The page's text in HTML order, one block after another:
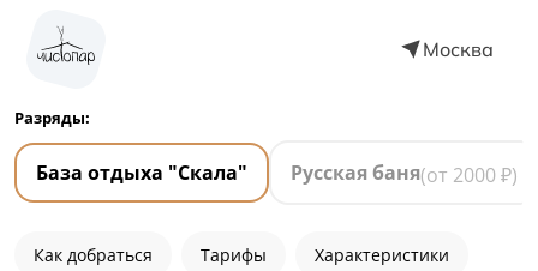
Москва
Разряды:
База отдыха "Скала" Русская баня(от 2000 ₽)
Как добраться Тарифы Характеристики